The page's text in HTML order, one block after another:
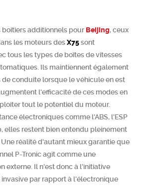
boitiers additionnels pour Beijing, ceux
les moteurs desX75sont
tous les types de boîtes de vitesses
Ils maintiennent également
conduite lorsque le véhicule en est
l'efficacité de ces modes en
tout le potentiel du moteur.
électroniques comme l'ABS, l'ESP
elles restent bien entendu pleinement
réalité d'autant mieux garantie que
P-Tronic agit comme une
externe. Il n'est donc à l'initiative
par rapport à l'électronique